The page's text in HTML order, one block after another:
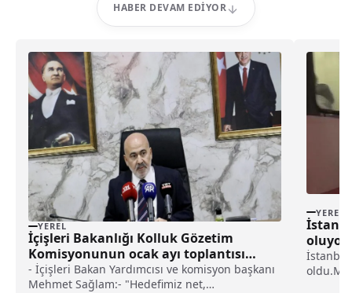
HABER DEVAM EDIYOR
YEREL
İçişleri Bakanlığı Kolluk Gözetim
Komisyonunun ocak ayı toplantısı
Sakarya’da yapıldı
- İçişleri Bakan Yardımcısı ve komisyon başkanı
Mehmet Sağlam:- "Hedefimiz net,
YEREL
oluyor